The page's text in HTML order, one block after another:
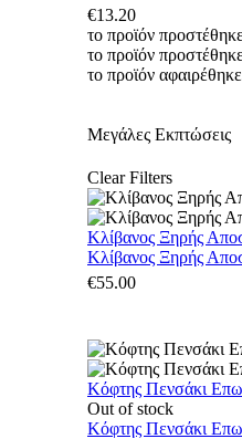
€13.20
το προϊόν
το προϊόν
το προϊόν
Μεγάλες Εκπτώσεις
Clear Filters
Κλίβανος Ξηρής
Κλίβανος Ξηρής
€55.00
Κόφτης Πενσάκι
Out of stock
Κόφτης Πενσάκι